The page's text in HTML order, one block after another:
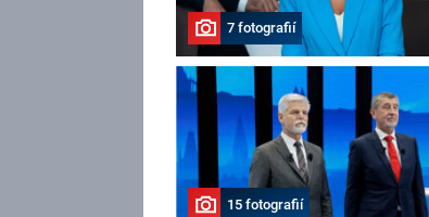
7 fotografií
15 fotografií